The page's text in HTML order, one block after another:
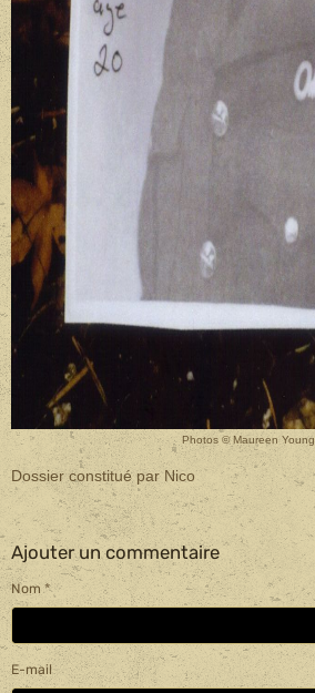
Photos © Maureen Young
Dossier constitué par Nico
Ajouter un commentaire
Nom
E-mail